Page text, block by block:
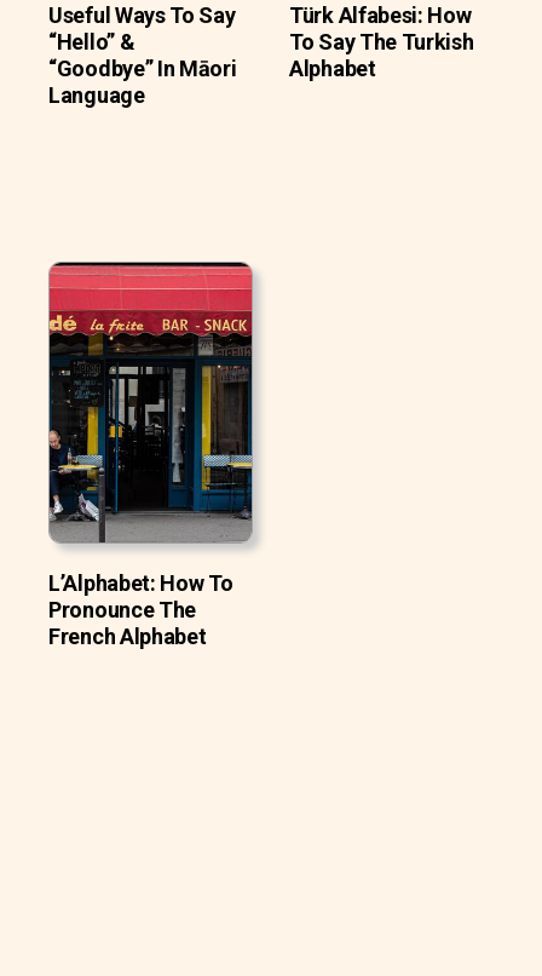
Useful Ways To Say
“Hello” &
“Goodbye” In Māori
Language
Türk Alfabesi: How
To Say The Turkish
Alphabet
L’Alphabet: How To
Pronounce The
French Alphabet